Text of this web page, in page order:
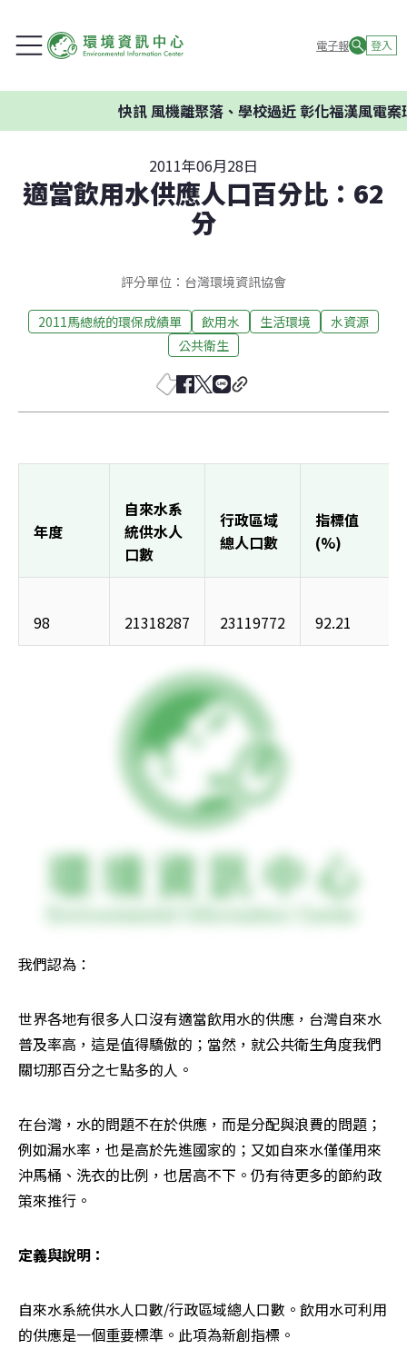
電子報 登入
快訊風機離聚落、學校過近 彰化福漢風電案
2011年06月28日
適當飲用水供應人口百分比：62
分
評分單位：台灣環境資訊協會
2011馬總統的環保成績單 飲用水 生活環境
水資源
公共衛生
年度
自來水系
統供水人
口數
行政區域
總人口數
指標值
(%)
98 21318287 23119772 92.21
我們認為：
世界各地有很多人口沒有適當飲用水的供應，台灣自來水
普及率高，這是值得驕傲的；當然，就公共衛生角度我們
關切那百分之七點多的人。
在台灣，水的問題不在於供應，而是分配與浪費的問題；
例如漏水率，也是高於先進國家的；又如自來水僅僅用來
沖馬桶、洗衣的比例，也居高不下。仍有待更多的節約政
策來推行。
定義與說明：
自來水系統供水人口數/行政區域總人口數。飲用水可利用
的供應是一個重要標準。此項為新創指標。